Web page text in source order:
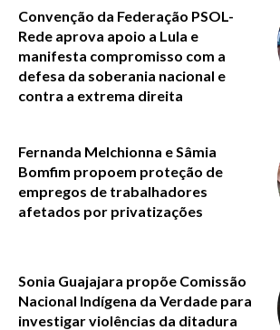
Convenção da Federação PSOL-
Rede aprova apoio a Lula e
manifesta compromisso com a
defesa da soberania nacional e
contra a extrema direita
Fernanda Melchionna e Sâmia
Bomfim propoem proteção de
empregos de trabalhadores
afetados por privatizações
Sonia Guajajara propõe Comissão
Nacional Indígena da Verdade para
investigar violências da ditadura